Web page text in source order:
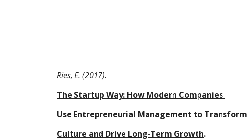
Ries, E. (2017).
The Startup Way: How Modern Companies
Use Entrepreneurial Management to Transform
Culture and Drive Long-Term Growth.